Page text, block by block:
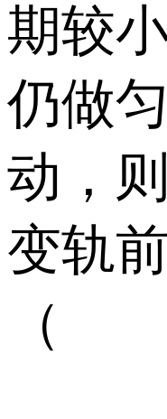
期较
仍做
动，
变轨
（